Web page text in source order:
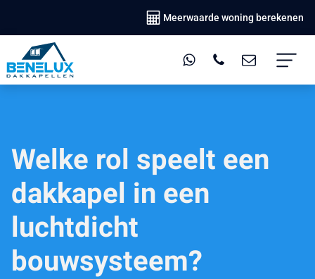
Meerwaarde woning berekenen
Welke rol speelt een
dakkapel in een
luchtdicht
bouwsysteem?